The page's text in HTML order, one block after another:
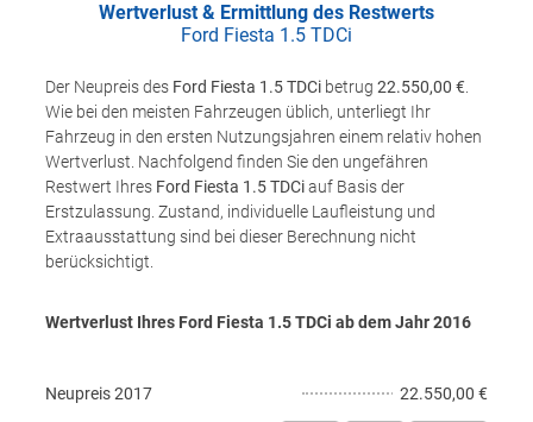
Wertverlust & Ermittlung des Restwerts
Ford Fiesta 1.5 TDCi
Der Neupreis des Ford Fiesta 1.5 TDCi betrug 22.550,00 €
Wie bei den meisten Fahrzeugen üblich, unterliegt Ihr
Fahrzeug in den ersten Nutzungsjahren einem relativ hohen
Wertverlust. Nachfolgend finden Sie den ungefähren
Restwert Ihres Ford Fiesta 1.5 TDCiauf Basis der
Erstzulassung. Zustand, individuelle Laufleistung und
Extraausstattung sind bei dieser Berechnung nicht
berücksichtigt.
Wertverlust Ihres Ford Fiesta 1.5 TDCi ab dem Jahr2016
Neupreis2017 22.550,00 €